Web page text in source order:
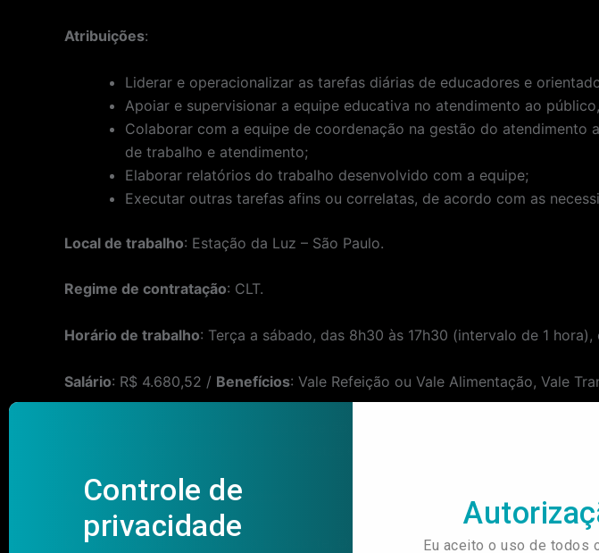
Atribuições:
Liderar e operacionalizar as tarefas diárias de educadores e
Apoiar e supervisionar a equipe educativa no atendimento ao
Colaborar com a equipe de coordenação na gestão do
de trabalho e atendimento;
Elaborar relatórios do trabalho desenvolvido com a equipe;
Executar outras tarefas afins ou correlatas, de acordo com as
Local de trabalho: Estação da Luz – São Paulo.
Regime de contratação: CLT.
Horário de trabalho: Terça a sábado, das 8h30 às 17h30 (intervalo de 1
Salário: R$ 4.680,52 / Benefícios: Vale Refeição ou Vale Alimentação, Vale
As pessoas interessadas na vaga deverão preencher o formulário de
perguntas. Após avaliação das respostas e análise dos currículos, as
Aprovado no Processo Seletivo
O IDBrasil Cultura, Educação e Esporte, Organização Social gestora do